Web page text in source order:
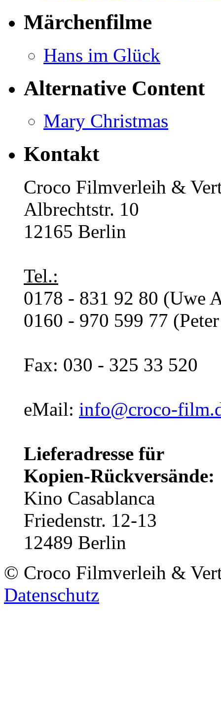
Märchenfilme
Hans im Glück
Alternative Content
Mary Christmas
Kontakt
Croco Filmverleih &
Albrechtstr. 10
12165 Berlin
Tel.:
0178 - 831 92 80 (Uwe
0160 - 970 599 77
Fax: 030 - 325 33 520
eMail: info@croco-
Lieferadresse für
Kopien-Rückversände:
Kino Casablanca
Friedenstr. 12-13
12489 Berlin
© Croco Filmverleih &
Datenschutz